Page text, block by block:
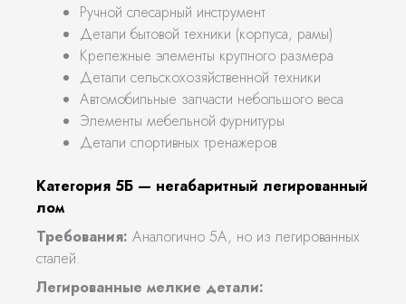
Ручной слесарный инструмент
Детали бытовой техники (корпуса, рамы)
Крепежные элементы крупного размера
Детали сельскохозяйственной техники
Автомобильные запчасти небольшого веса
Элементы мебельной фурнитуры
Детали спортивных тренажеров
Категория 5Б — негабаритный легированный
лом
Требования: Аналогично 5А, но из легированных
сталей.
Легированные мелкие детали: